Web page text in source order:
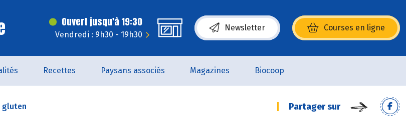
Ouvert jusqu'à 19:30
Vendredi : 9h30 - 19h30
Newsletter Courses en ligne
(s’ouvre dans une nouvelle fenêtre)
Recettes Paysans associés Magazines Biocoop
gluten Partager sur